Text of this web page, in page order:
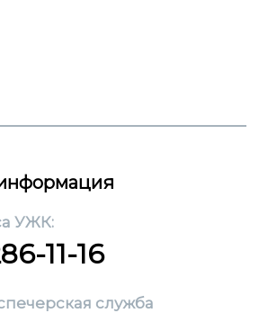
УЖК:
11-16
служба